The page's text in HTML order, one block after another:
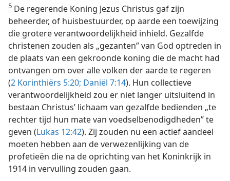
5 De regerende Koning Jezus Christus gaf zijn
beheerder, of huisbestuurder, op aarde een toewijzing
die grotere verantwoordelijkheid inhield. Gezalfde
christenen zouden als „gezanten” van God optreden in
de plaats van een gekroonde koning die de macht had
ontvangen om over alle volken der aarde te regeren
(2 Korinthiërs 5:20; Daniël 7:14). Hun collectieve
verantwoordelijkheid zou er niet langer uitsluitend in
bestaan Christus’ lichaam van gezalfde bedienden „te
rechter tijd hun mate van voedselbenodigdheden” te
geven (Lukas 12:42). Zij zouden nu een actief aandeel
moeten hebben aan de verwezenlijking van de
profetieën die na de oprichting van het Koninkrijk in
1914 in vervulling zouden gaan.